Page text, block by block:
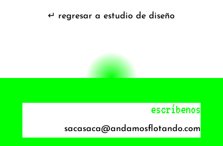
↵ regresar a estudio de diseño
escríbenos
sacasaca@andamosflotando.com